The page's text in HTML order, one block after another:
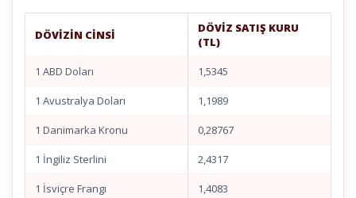
DÖVİZİN CİNSİ
DÖVİZ SATIŞ KURU
(TL)
1 ABD Doları 1,5345
1 Avustralya Doları 1,1989
1 Danimarka Kronu 0,28767
1 İngiliz Sterlini 2,4317
1 İsviçre Frangı 1,4083